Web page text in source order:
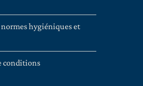
hygiéniques et
conditions